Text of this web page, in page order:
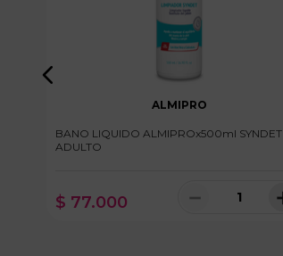
ALMIPRO
BANO LIQUIDO ALMIPROx500ml SYNDET
ADULTO
$ 77.000 －